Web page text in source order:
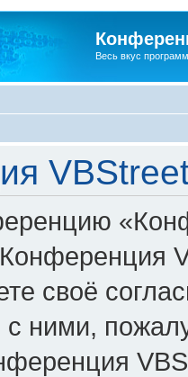
Весь вкус
своё
ними,